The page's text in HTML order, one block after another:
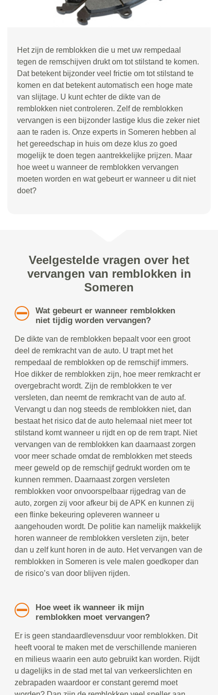
Het zijn de remblokken die u met uw rempedaal
tegen de remschijven drukt om tot stilstand te komen.
Dat betekent bijzonder veel frictie om tot stilstand te
komen en dat betekent automatisch een hoge mate
van slijtage. U kunt echter de dikte van de
remblokken niet controleren. Zelf de remblokken
vervangen is een bijzonder lastige klus die zeker niet
aan te raden is. Onze experts in Someren hebben al
het gereedschap in huis om deze klus zo goed
mogelijk te doen tegen aantrekkelijke prijzen. Maar
hoe weet u wanneer de remblokken vervangen
moeten worden en wat gebeurt er wanneer u dit niet
doet?
Veelgestelde vragen over het
vervangen van remblokken in
Someren
Wat gebeurt er wanneer remblokken
niet tijdig worden vervangen?
De dikte van de remblokken bepaalt voor een groot
deel de remkracht van de auto. U trapt met het
rempedaal de remblokken op de remschijf immers.
Hoe dikker de remblokken zijn, hoe meer remkracht er
overgebracht wordt. Zijn de remblokken te ver
versleten, dan neemt de remkracht van de auto af.
Vervangt u dan nog steeds de remblokken niet, dan
bestaat het risico dat de auto helemaal niet meer tot
stilstand komt wanneer u rijdt en op de rem trapt. Niet
vervangen van de remblokken kan daarnaast zorgen
voor meer schade omdat de remblokken met steeds
meer geweld op de remschijf gedrukt worden om te
kunnen remmen. Daarnaast zorgen versleten
remblokken voor onvoorspelbaar rijgedrag van de
auto, zorgen zij voor afkeur bij de APK en kunnen zij
een flinke bekeuring opleveren wanneer u
aangehouden wordt. De politie kan namelijk makkelijk
horen wanneer de remblokken versleten zijn, beter
dan u zelf kunt horen in de auto. Het vervangen van de
remblokken in Someren is vele malen goedkoper dan
de risico’s van door blijven rijden.
Hoe weet ik wanneer ik mijn
remblokken moet vervangen?
Er is geen standaardlevensduur voor remblokken. Dit
heeft vooral te maken met de verschillende manieren
en milieus waarin een auto gebruikt kan worden. Rijdt
u dagelijks in de stad met tal van verkeerslichten en
zebrapaden waardoor er constant geremd moet